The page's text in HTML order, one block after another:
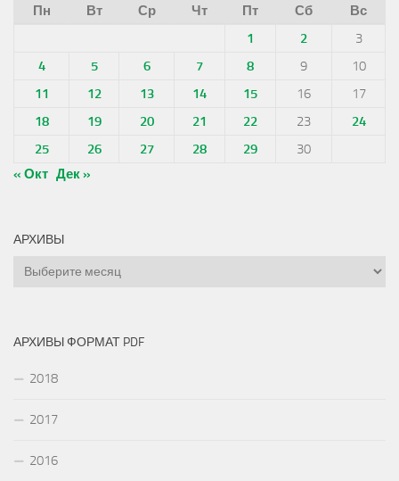
Пн
Вт Ср Чт Пт Сб
Вс
1
2
3
4
5 6 7 8 9
10
11
12 13 14 15 16
17
18
19 20 21 22 23
24
25
26 27 28 29
30
« Окт Дек »
АРХИВЫ
Архивы
АРХИВЫ ФОРМАТ PDF
2018
2017
2016